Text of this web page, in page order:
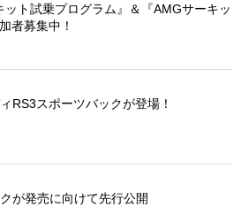
ット試乗プログラム』＆『AMGサーキッ
者募集中！
RS3スポーツバックが登場！
が発売に向けて先行公開